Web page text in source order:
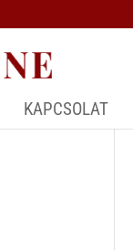
KAPCSOLAT